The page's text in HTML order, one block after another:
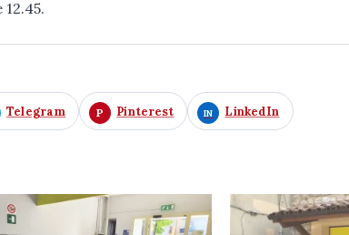
Telegram Pinterest LinkedIn